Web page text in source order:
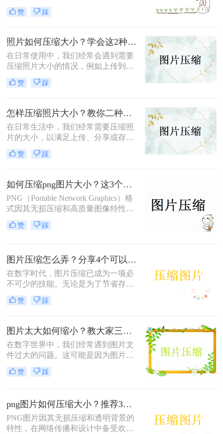
的问题。特别是在一些网站和应用程
序中，对上传的图片文件大小有严格
过200k怎么压缩呢？本文将介绍两种
有效的方法，帮助您轻松将图片压缩
到200K以内，同时保持图片质量。
赞 踩
照片如何压缩大小？学会这2种方法可以轻松压缩照片大小！
在日常使用中，我们经常会遇到需要
压缩照片大小的情况，例如上传到社
交媒体、发送邮件附件或节省存储空
间。照片压缩不仅可以减少文件大
载速度。那么照片如何压缩大小呢？
本文将介绍两种高效且易于操作的照
片压缩方法，帮助读者轻松应对照片
压缩的需求。
赞 踩
怎样压缩照片大小？教你二种实用的压缩方法!
在日常生活中，我们经常需要压缩照
片的大小，以满足上传、分享或存储
的需求。无论是为了加快网页加载速
度，还是为了节省存储空间，照片压
样压缩照片大小呢？本文将介绍两种
高效且易于操作的照片压缩方法，帮
助读者轻松应对照片压缩的需求。
赞 踩
如何压缩png图片大小？这3个压缩方法快来学！
PNG（Portable Network Graphics）格
式因其无损压缩和高质量图像特性而
备受青睐，但其较大的文件体积有时
会成为传输和存储的障碍。那么如何
赞 踩
图片压缩怎么弄？分享4个可以轻松学会的方法！
在数字时代，图片压缩已成为一项必
不可少的技能。无论是为了节省存储
空间、加快网页加载速度，还是提高
用户体验，图片压缩都发挥着重要作
详细介绍四种高效且易于操作的图片
压缩方法，帮助读者轻松应对图片压
缩的需求。
赞 踩
图片太大如何缩小？教大家三种简单的方法！
在数字世界中，我们经常遇到图片文
件过大的问题。这可能是因为图片的
分辨率过高，或者保存格式导致文件
体积增加。无论是为了更高效地存
项实用的技能。那么图片太大如何缩
小呢？本文将为您介绍几种常用的方
法来缩小图片大小。
赞 踩
png图片如何压缩大小？推荐3个高效的压缩方法！
PNG图片因其无损压缩和透明背景的
特性，在网络传播和设计中备受欢